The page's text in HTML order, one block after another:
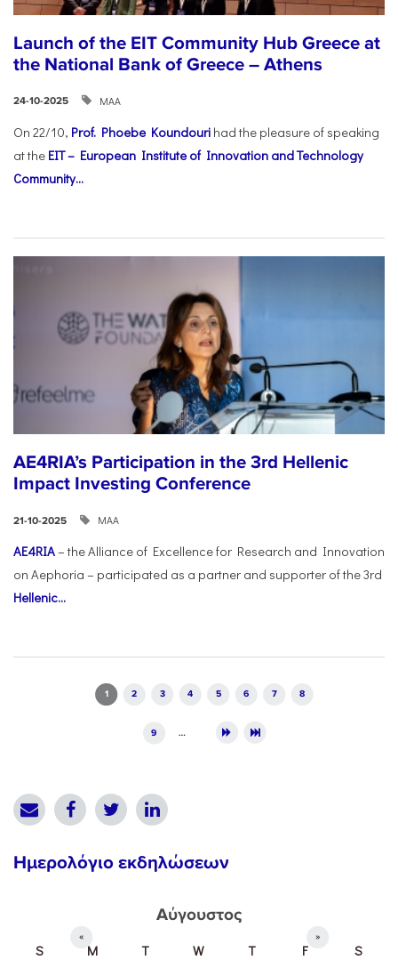
Launch of the EIT Community Hub Greece at
the National Bank of Greece – Athens
24-10-2025 ΜΑΑ
On 22/10, Prof. Phoebe Koundouri had the pleasure of speaking
at the EIT – European Institute of Innovation and Technology
Community...
AE4RIA’s Participation in the 3rd Hellenic
Impact Investing Conference
21-10-2025 ΜΑΑ
AE4RIA– the Alliance of Excellence for Research and Innovation
on Aephoria – participated as a partner and supporter of the 3rd
Hellenic...
1 2 3 4 5 6 7 8
9 …
Ημερολόγιο εκδηλώσεων
Αύγουστος
« »
S M T W T F
S